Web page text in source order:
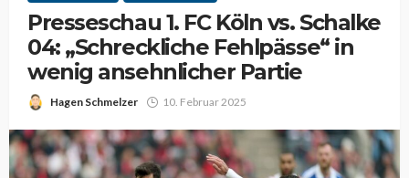
Presseschau 1. FC Köln vs. Schalke
04: „Schreckliche Fehlpässe“ in
wenig ansehnlicher Partie
Hagen Schmelzer 10. Februar 2025